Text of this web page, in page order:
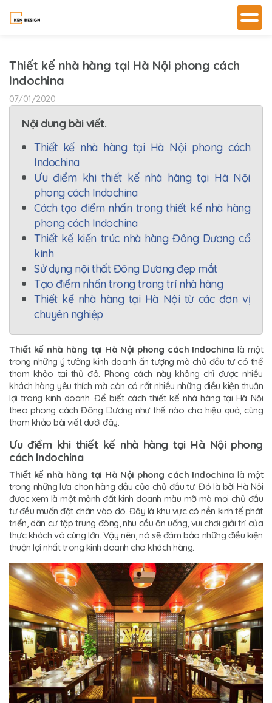
Thiết kế nhà hàng tại Hà Nội phong cách
Indochina
07/01/2020
Nội dung bài viết.
Thiết kế nhà hàng tại Hà Nội phong cách
Indochina
Ưu điểm khi thiết kế nhà hàng tại Hà Nội
phong cách Indochina
Cách tạo điểm nhấn trong thiết kế nhà hàng
phong cách Indochina
Thiết kế kiến trúc nhà hàng Đông Dương cổ
kính
Sử dụng nội thất Đông Dương đẹp mắt
Tạo điểm nhấn trong trang trí nhà hàng
Thiết kế nhà hàng tại Hà Nội từ các đơn vị
chuyên nghiệp
Thiết kế nhà hàng tại Hà Nội phong cách Indochinalà một
trong những ý tưởng kinh doanh ấn tượng mà chủ đầu tư có thể
tham khảo tại thủ đô. Phong cách này không chỉ được nhiều
khách hàng yêu thích mà còn có rất nhiều những điều kiện thuận
lợi trong kinh doanh. Để biết cách thiết kế nhà hàng tại Hà Nội
theo phong cách Đông Dương như thế nào cho hiệu quả, cùng
tham khảo bài viết dưới đây.
Ưu điểm khi thiết kế nhà hàng tại Hà Nội phong
cách Indochina
Thiết kế nhà hàng tại Hà Nội phong cách Indochinalà một
trong những lựa chọn hàng đầu của chủ đầu tư. Đó là bởi Hà Nội
được xem là một mảnh đất kinh doanh màu mỡ mà mọi chủ đầu
tư đều muốn đặt chân vào đó. Đây là khu vực có nền kinh tế phát
triển, dân cư tập trung đông, nhu cầu ăn uống, vui chơi giải trí của
thực khách vô cùng lớn. Vậy nên, nó sẽ đảm bảo những điều kiện
thuận lợi nhất trong kinh doanh cho khách hàng.